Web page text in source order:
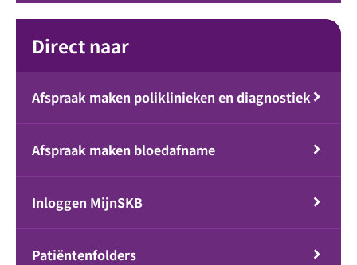
Direct naar
Afspraak maken poliklinieken en diagnostiek
Afspraak maken bloedafname
Inloggen MijnSKB
Patiëntenfolders